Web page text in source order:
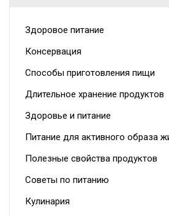
Здоровое питание
Консервация
Способы приготовления пищи
Длительное хранение продуктов
Здоровье и питание
Питание для активного образа
Полезные свойства продуктов
Советы по питанию
Кулинария